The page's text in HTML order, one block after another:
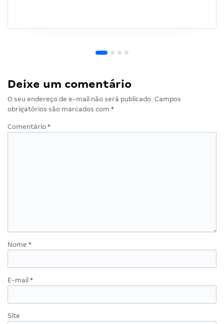
Deixe um comentário
O seu endereço de e-mail não será publicado. Campos
obrigatórios são marcados com *
Comentário *
Nome *
E-mail *
Site